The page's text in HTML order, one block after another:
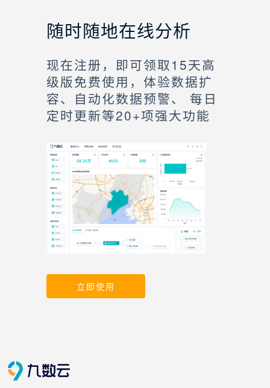
随时随地在线分析
现在注册，即可领取15天高
级版免费使用，体验数据扩
容、自动化数据预警、 每日
定时更新等20+项强大功能
立即使用